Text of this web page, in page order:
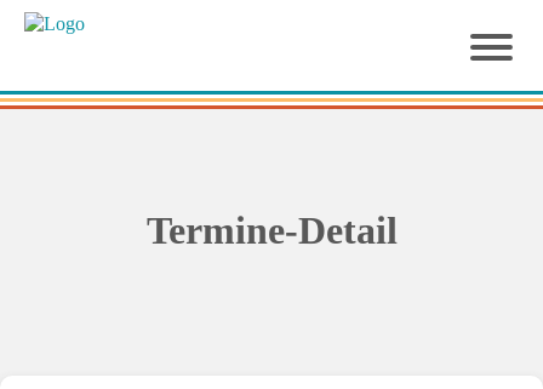
Termine-Detail